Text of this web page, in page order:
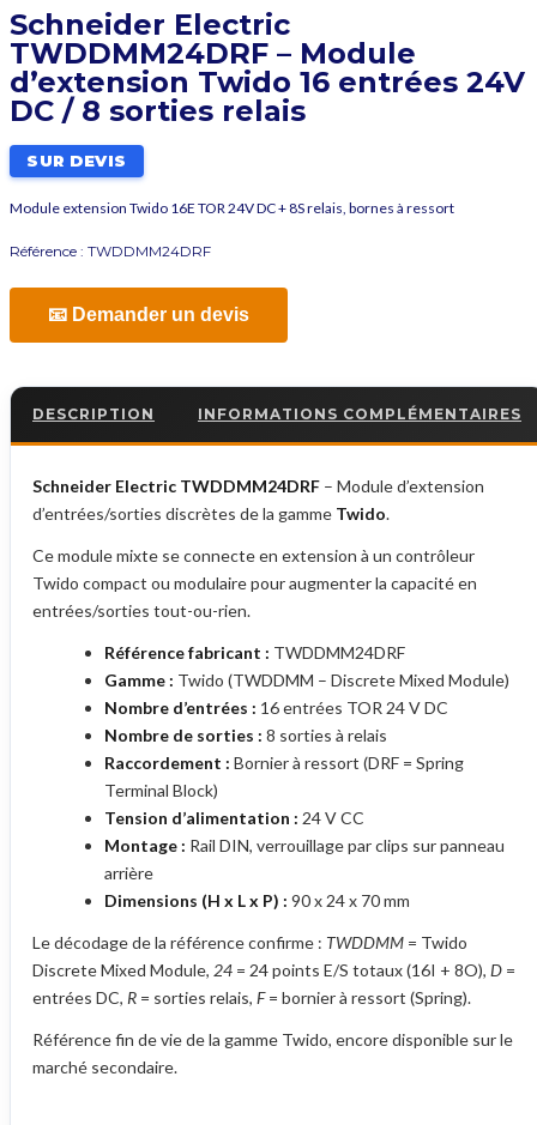
Schneider Electric
TWDDMM24DRF – Module
d’extension Twido 16 entrées 24V
DC / 8 sorties relais
SUR DEVIS
Module extension Twido 16E TOR 24V DC + 8S relais, bornes à ressort
Référence : TWDDMM24DRF
📧 Demander un devis
DESCRIPTION INFORMATIONS COMPLÉMENTAIRES
Schneider Electric TWDDMM24DRF – Module d’extension
d’entrées/sorties discrètes de la gamme Twido.
Ce module mixte se connecte en extension à un contrôleur
Twido compact ou modulaire pour augmenter la capacité en
entrées/sorties tout-ou-rien.
Référence fabricant : TWDDMM24DRF
Gamme : Twido (TWDDMM – Discrete Mixed Module)
Nombre d’entrées : 16 entrées TOR 24 V DC
Nombre de sorties : 8 sorties à relais
Raccordement : Bornier à ressort (DRF = Spring
Terminal Block)
Tension d’alimentation : 24 V CC
Montage : Rail DIN, verrouillage par clips sur panneau
arrière
Dimensions (H x L x P) : 90 x 24 x 70 mm
Le décodage de la référence confirme : TWDDMM = Twido
Discrete Mixed Module, 24 = 24 points E/S totaux (16I + 8O), D =
entrées DC, R = sorties relais, F= bornier à ressort (Spring).
Référence fin de vie de la gamme Twido, encore disponible sur le
marché secondaire.